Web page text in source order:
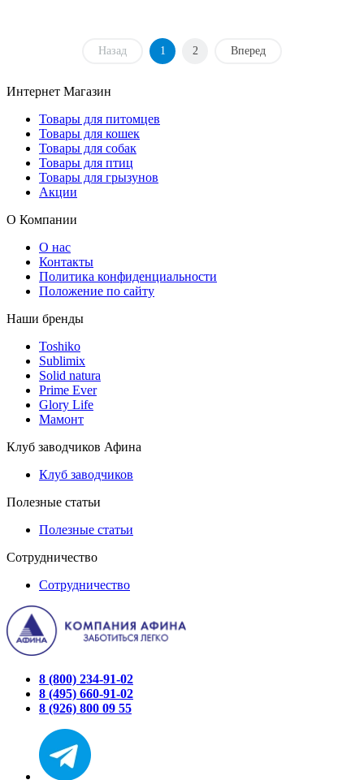
Назад 1 2 Вперед
Интернет Магазин
Товары для питомцев
Товары для кошек
Товары для собак
Товары для птиц
Товары для грызунов
Акции
О Компании
О нас
Контакты
Политика конфиденциальности
Положение по сайту
Наши бренды
Toshiko
Sublimix
Solid natura
Prime Ever
Glory Life
Мамонт
Клуб заводчиков Афина
Клуб заводчиков
Полезные статьи
Полезные статьи
Сотрудничество
Сотрудничество
8 (800) 234-91-02
8 (495) 660-91-02
8 (926) 800 09 55